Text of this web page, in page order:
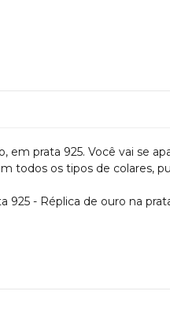
em prata 925. Você vai se
todos os tipos de colares,
925 - Réplica de ouro na